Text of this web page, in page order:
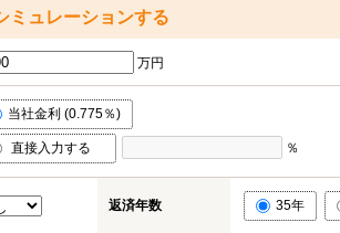
ミュレーションする
万円
当社金利 (0.775％)
直接入力する ％
返済年数 35年